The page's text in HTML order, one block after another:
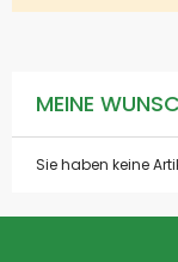
MEINE
Sie haben keine